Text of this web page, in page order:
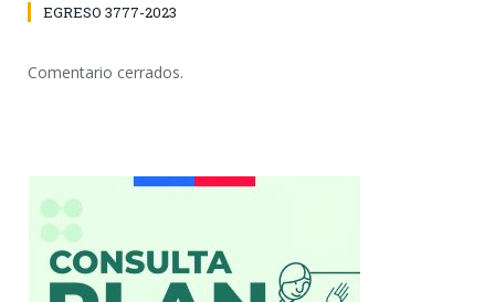
EGRESO 3777-2023
Comentario cerrados.